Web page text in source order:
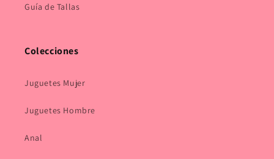
Guía de Tallas
Colecciones
Juguetes Mujer
Juguetes Hombre
Anal